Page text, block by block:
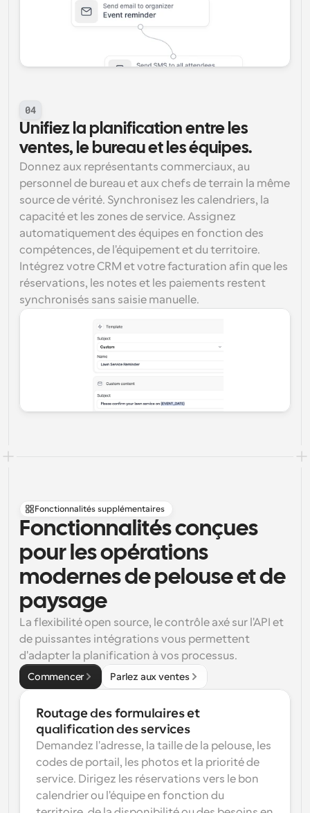
04
Unifiez la planification entre les
ventes, le bureau et les équipes.
Donnez aux représentants commerciaux, au
personnel de bureau et aux chefs de terrain la même
source de vérité. Synchronisez les calendriers, la
capacité et les zones de service. Assignez
automatiquement des équipes en fonction des
compétences, de l'équipement et du territoire.
Intégrez votre CRM et votre facturation afin que les
réservations, les notes et les paiements restent
synchronisés sans saisie manuelle.
Fonctionnalités supplémentaires
Fonctionnalités conçues
pour les opérations
modernes de pelouse et de
paysage
La flexibilité open source, le contrôle axé sur l'API et
de puissantes intégrations vous permettent
d'adapter la planification à vos processus.
Commencer Parlez aux ventes
Routage des formulaires et
qualification des services
Demandez l'adresse, la taille de la pelouse, les
codes de portail, les photos et la priorité de
service. Dirigez les réservations vers le bon
calendrier ou l'équipe en fonction du